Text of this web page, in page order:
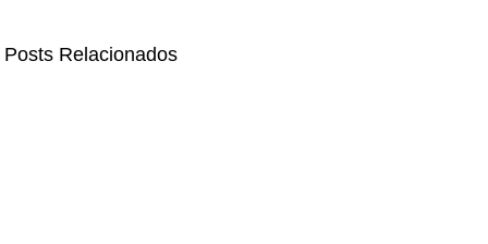
Posts Relacionados